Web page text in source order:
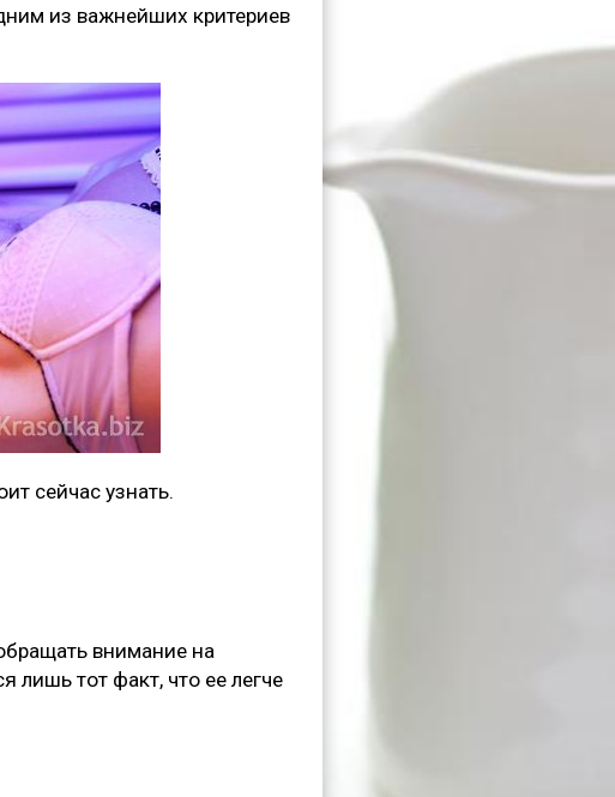
из важнейших критериев
сейчас узнать.
внимание на
лишь тот факт, что ее легче